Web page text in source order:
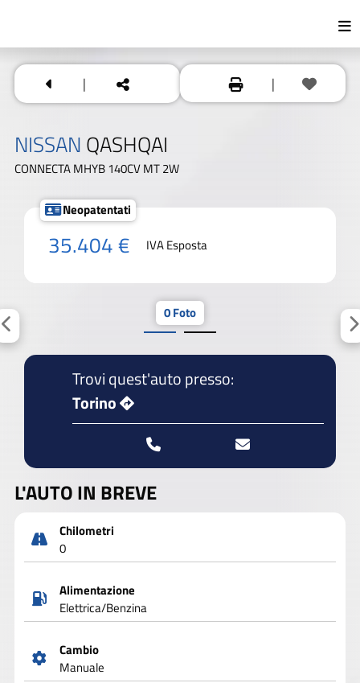
| |
NISSAN QASHQAI
CONNECTA MHYB 140CV MT 2W
Neopatentati
35.404 € IVA Esposta
0 Foto
Trovi quest'auto presso:
Torino
L'AUTO IN BREVE
Chilometri
0
Alimentazione
Elettrica/Benzina
Cambio
Manuale